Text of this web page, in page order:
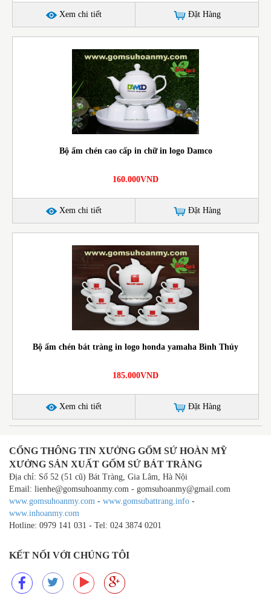
Xem chi tiết Đặt Hàng
Bộ ấm chén cao cấp in chữ in logo Damco
160.000VND
Xem chi tiết Đặt Hàng
Bộ ấm chén bát tràng in logo honda yamaha Bình Thủy
185.000VND
Xem chi tiết Đặt Hàng
CỔNG THÔNG TIN XƯỞNG GỐM SỨ HOÀN MỸ
XƯỞNG SẢN XUẤT GỐM SỨ BÁT TRÀNG
Địa chỉ: Số 52 (51 cũ) Bát Tràng, Gia Lâm, Hà Nội
Email: lienhe@gomsuhoanmy.com - gomsuhoanmy@gmail.com
www.gomsuhoanmy.com - www.gomsubattrang.info -
www.inhoanmy.com
Hotline: 0979 141 031 - Tel: 024 3874 0201
KẾT NỐI VỚI CHÚNG TÔI